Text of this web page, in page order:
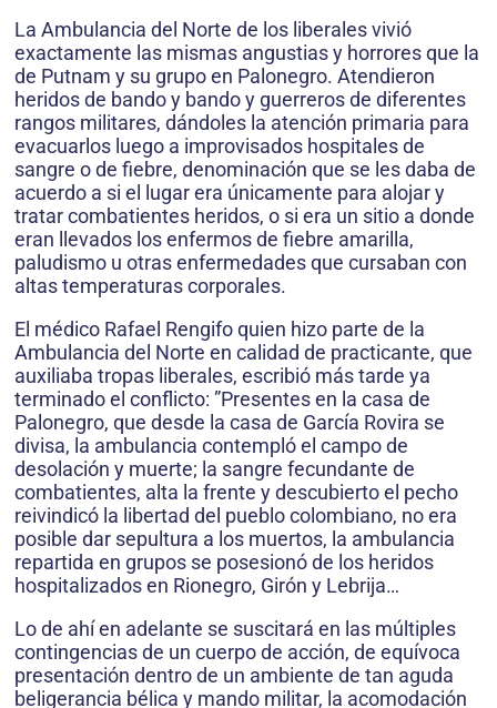
La Ambulancia del Norte de los liberales vivió
exactamente las mismas angustias y horrores que la
de Putnam y su grupo en Palonegro. Atendieron
heridos de bando y bando y guerreros de diferentes
rangos militares, dándoles la atención primaria para
evacuarlos luego a improvisados hospitales de
sangre o de fiebre, denominación que se les daba de
acuerdo a si el lugar era únicamente para alojar y
tratar combatientes heridos, o si era un sitio a donde
eran llevados los enfermos de fiebre amarilla,
paludismo u otras enfermedades que cursaban con
altas temperaturas corporales.
El médico Rafael Rengifo quien hizo parte de la
Ambulancia del Norte en calidad de practicante, que
auxiliaba tropas liberales, escribió más tarde ya
terminado el conflicto: ”Presentes en la casa de
Palonegro, que desde la casa de García Rovira se
divisa, la ambulancia contempló el campo de
desolación y muerte; la sangre fecundante de
combatientes, alta la frente y descubierto el pecho
reivindicó la libertad del pueblo colombiano, no era
posible dar sepultura a los muertos, la ambulancia
repartida en grupos se posesionó de los heridos
hospitalizados en Rionegro, Girón y Lebrija…
Lo de ahí en adelante se suscitará en las múltiples
contingencias de un cuerpo de acción, de equívoca
presentación dentro de un ambiente de tan aguda
beligerancia bélica y mando militar, la acomodación